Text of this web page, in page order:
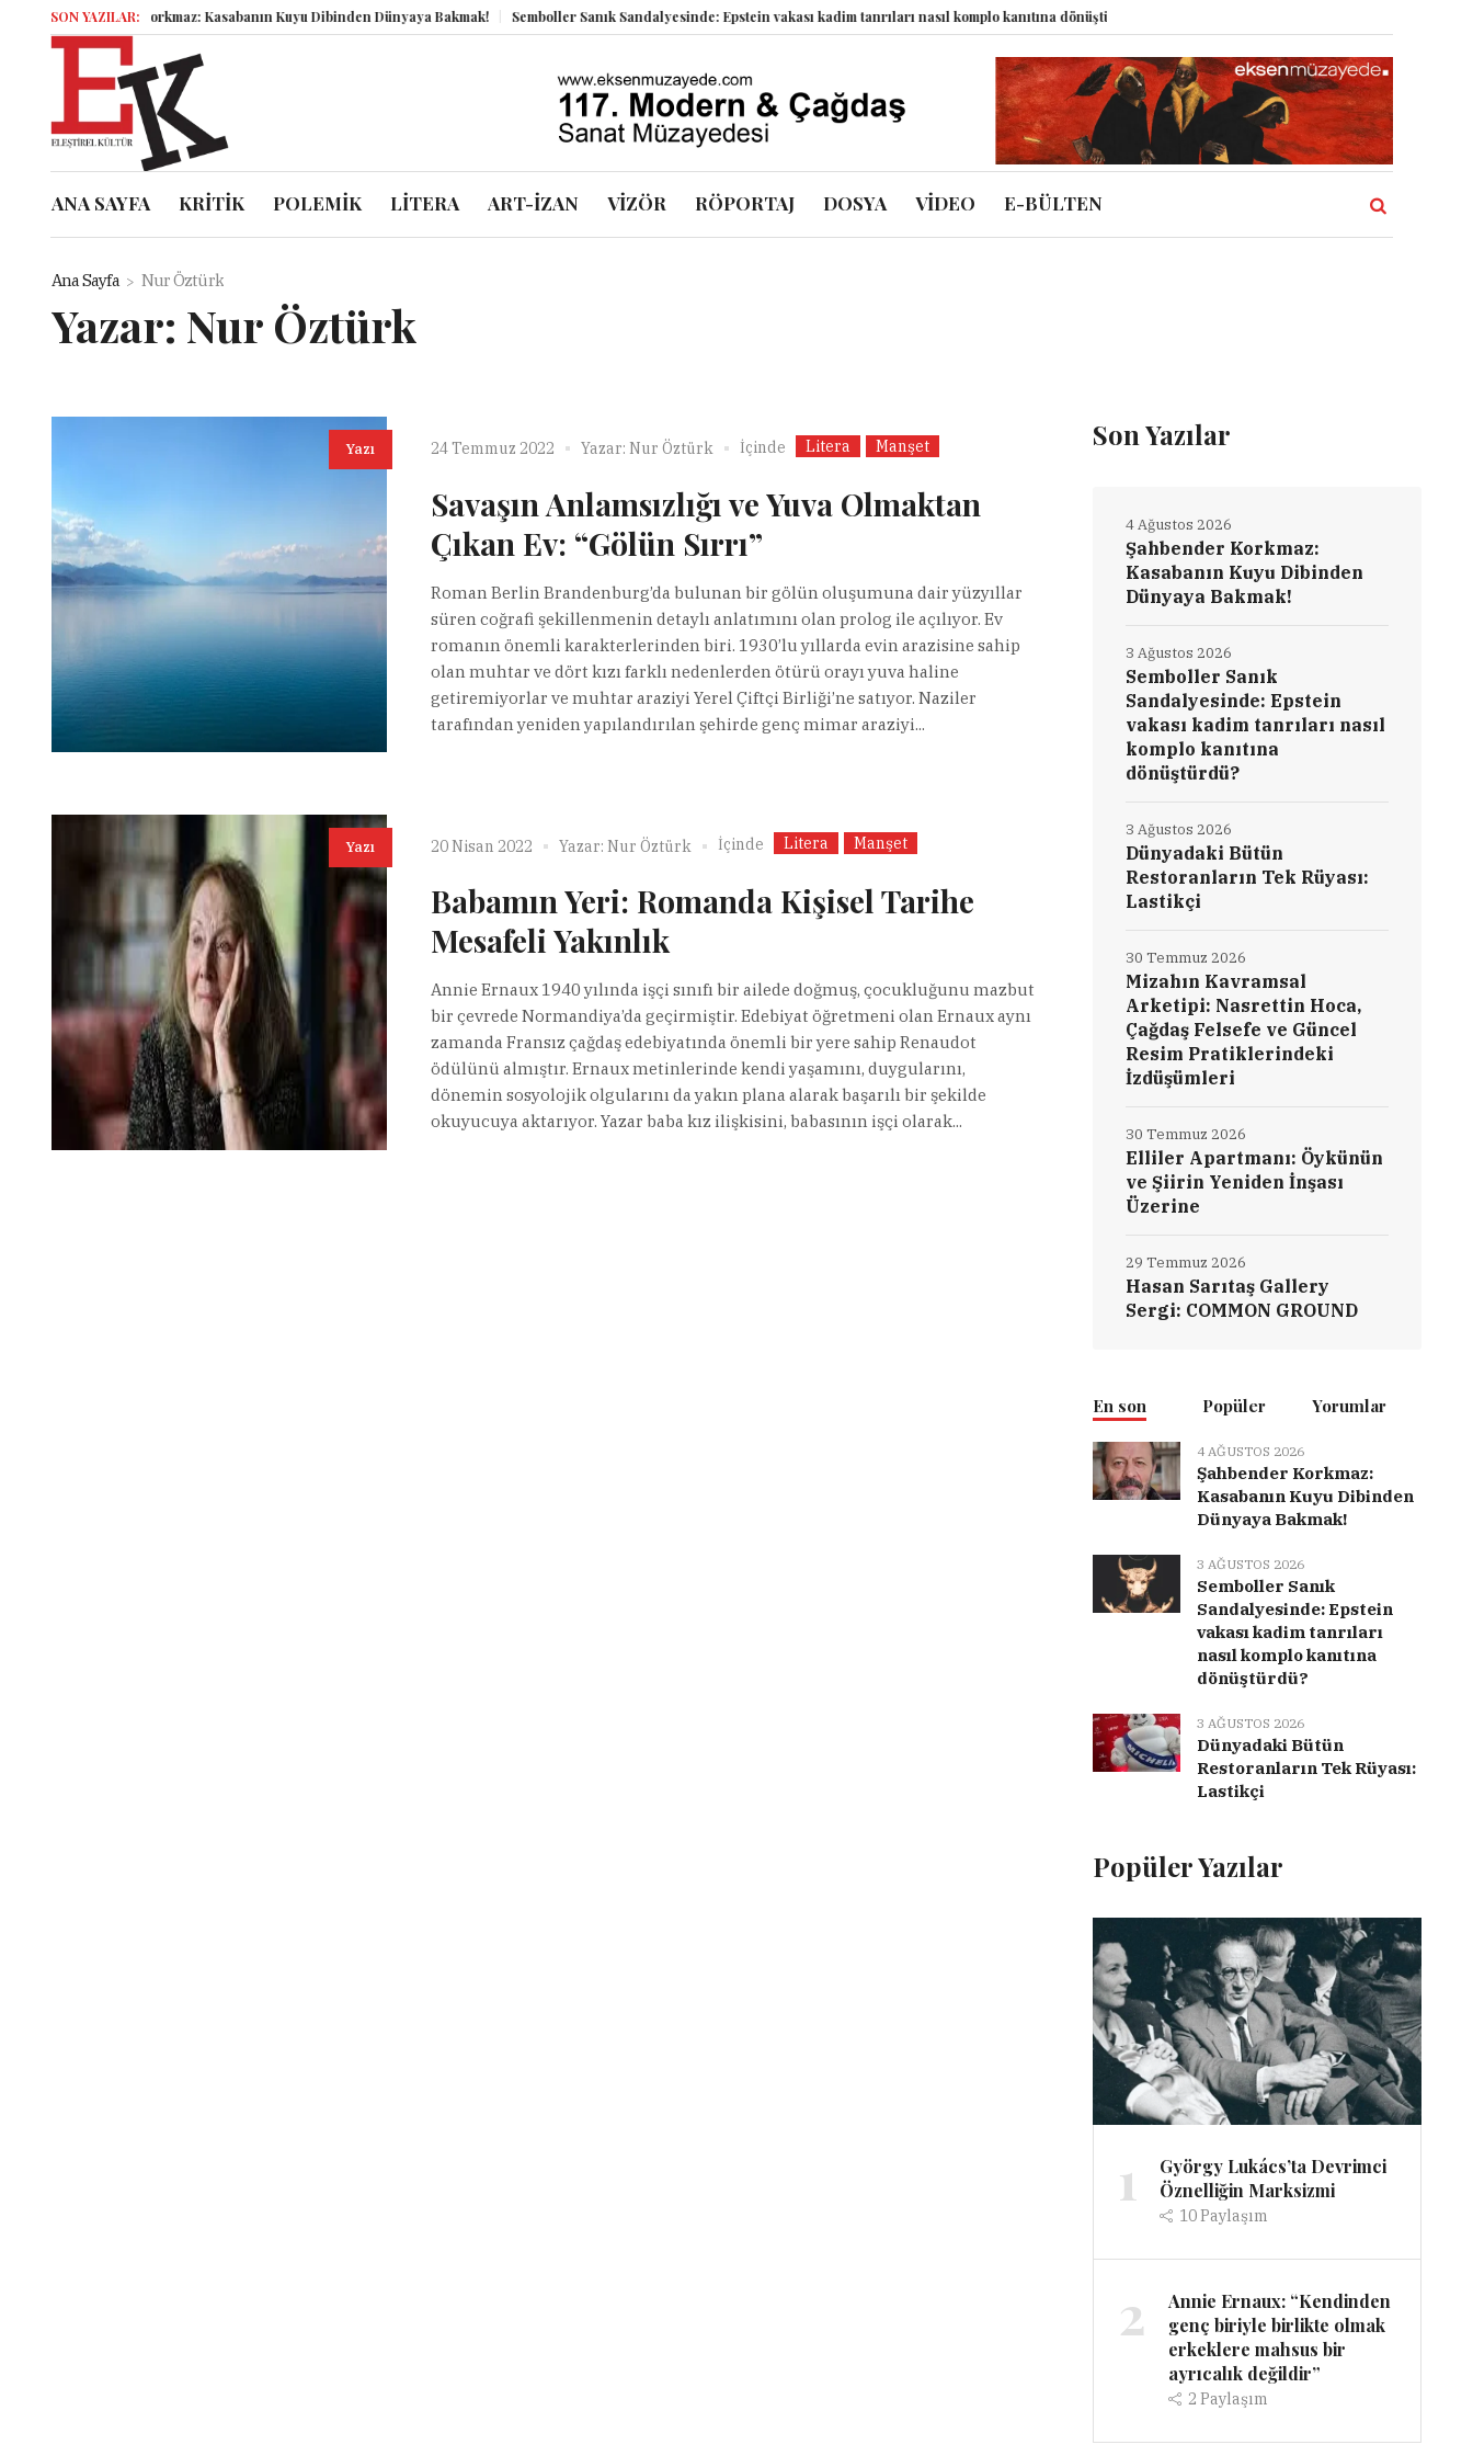
SON YAZILAR:
Şahbender Korkmaz: Kasabanın Kuyu Dibinden Dünyaya Bakmak! Semboller Sanık Sandalyesinde: Epstein vakası kadim tanrıları nasıl komplo kanıtına dönüştürdü?
ANA SAYFA KRİTİK POLEMİK LİTERA ART-İZAN VİZÖR RÖPORTAJ DOSYA VİDEO E-BÜLTEN
Ana Sayfa Nur Öztürk
Yazar: Nur Öztürk
Yazı 24 Temmuz 2022 Yazar: Nur Öztürk İçinde Litera Manşet
Savaşın Anlamsızlığı ve Yuva Olmaktan
Çıkan Ev: “Gölün Sırrı”
Roman Berlin Brandenburg’da bulunan bir gölün oluşumuna dair yüzyıllar
süren coğrafi şekillenmenin detaylı anlatımını olan prolog ile açılıyor. Ev
romanın önemli karakterlerinden biri. 1930’lu yıllarda evin arazisine sahip
olan muhtar ve dört kızı farklı nedenlerden ötürü orayı yuva haline
getiremiyorlar ve muhtar araziyi Yerel Çiftçi Birliği’ne satıyor. Naziler
tarafından yeniden yapılandırılan şehirde genç mimar araziyi...
Yazı 20 Nisan 2022 Yazar: Nur Öztürk İçinde Litera Manşet
Babamın Yeri: Romanda Kişisel Tarihe
Mesafeli Yakınlık
Annie Ernaux 1940 yılında işçi sınıfı bir ailede doğmuş, çocukluğunu mazbut
bir çevrede Normandiya’da geçirmiştir. Edebiyat öğretmeni olan Ernaux aynı
zamanda Fransız çağdaş edebiyatında önemli bir yere sahip Renaudot
ödülünü almıştır. Ernaux metinlerinde kendi yaşamını, duygularını,
dönemin sosyolojik olgularını da yakın plana alarak başarılı bir şekilde
okuyucuya aktarıyor. Yazar baba kız ilişkisini, babasının işçi olarak...
Son Yazılar
Şahbender Korkmaz:
Kasabanın Kuyu Dibinden
Dünyaya Bakmak!
4 Ağustos 2026
Semboller Sanık
Sandalyesinde: Epstein
vakası kadim tanrıları nasıl
komplo kanıtına
dönüştürdü?
3 Ağustos 2026
Dünyadaki Bütün
Restoranların Tek Rüyası:
Lastikçi
3 Ağustos 2026
Mizahın Kavramsal
Arketipi: Nasrettin Hoca,
Çağdaş Felsefe ve Güncel
Resim Pratiklerindeki
İzdüşümleri
30 Temmuz 2026
Elliler Apartmanı: Öykünün
ve Şiirin Yeniden İnşası
Üzerine
30 Temmuz 2026
Hasan Sarıtaş Gallery
Sergi: COMMON GROUND
29 Temmuz 2026
En son Popüler Yorumlar
4 AĞUSTOS 2026
Şahbender Korkmaz:
Kasabanın Kuyu Dibinden
Dünyaya Bakmak!
3 AĞUSTOS 2026
Semboller Sanık
Sandalyesinde: Epstein
vakası kadim tanrıları
nasıl komplo kanıtına
dönüştürdü?
3 AĞUSTOS 2026
Dünyadaki Bütün
Restoranların Tek Rüyası:
Lastikçi
Popüler Yazılar
1
György Lukács’ta Devrimci
Öznelliğin Marksizmi
10Paylaşım
2
Annie Ernaux: “Kendinden
genç biriyle birlikte olmak
erkeklere mahsus bir
ayrıcalık değildir”
2Paylaşım